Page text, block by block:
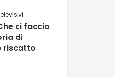
ci faccio
di
riscatto